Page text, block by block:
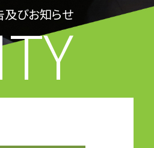
びお知らせ